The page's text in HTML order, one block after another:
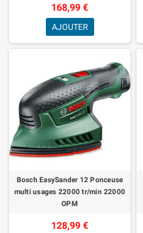
168,99 €
AJOUTER
Bosch EasySander 12 Ponceuse
multi usages 22000 tr/min 22000
OPM
128,99 €